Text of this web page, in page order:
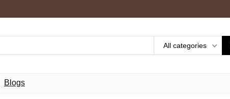
All categories
Blogs